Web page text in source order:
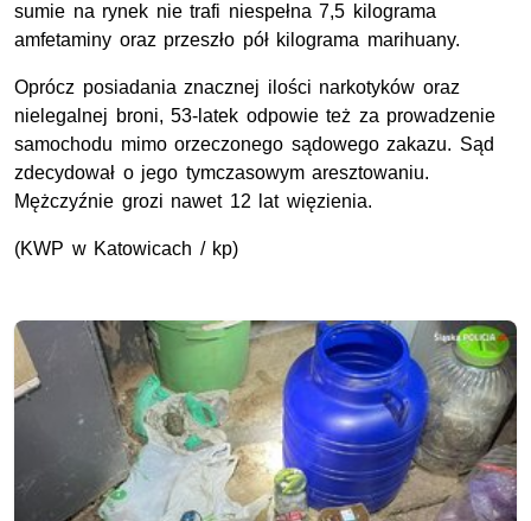
sumie na rynek nie trafi niespełna 7,5 kilograma
amfetaminy oraz przeszło pół kilograma marihuany.
Oprócz posiadania znacznej ilości narkotyków oraz
nielegalnej broni, 53-latek odpowie też za prowadzenie
samochodu mimo orzeczonego sądowego zakazu. Sąd
zdecydował o jego tymczasowym aresztowaniu.
Mężczyźnie grozi nawet 12 lat więzienia.
(KWP w Katowicach / kp)